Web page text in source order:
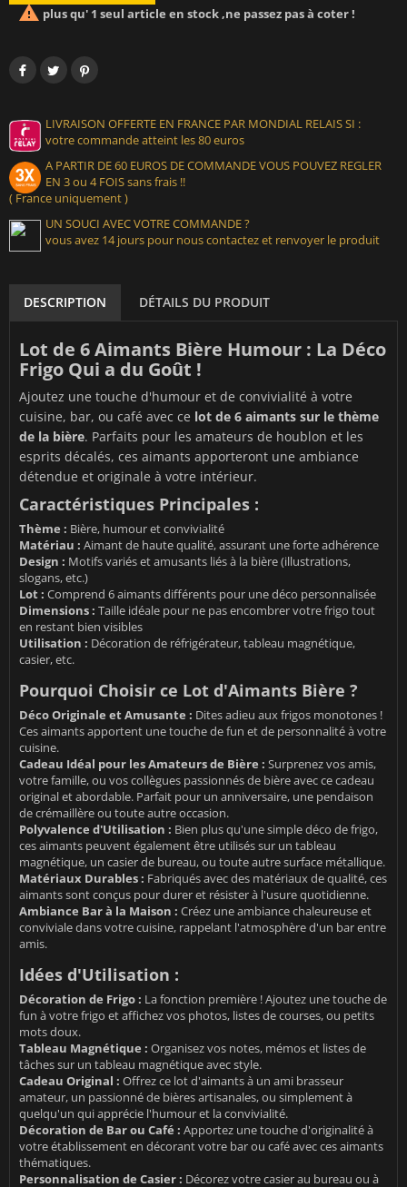
 plus qu' 1 seul article en stock ,ne passez pas à coter !
LIVRAISON OFFERTE EN FRANCE PAR MONDIAL RELAIS SI :
votre commande atteint les 80 euros
A PARTIR DE 60 EUROS DE COMMANDE VOUS POUVEZ REGLER
EN 3 ou 4 FOIS sans frais !!
( France uniquement )
UN SOUCI AVEC VOTRE COMMANDE ?
vous avez 14 jours pour nous contactez et renvoyer le produit
DESCRIPTION DÉTAILS DU PRODUIT
Lot de 6 Aimants Bière Humour : La Déco
Frigo Qui a du Goût !
Ajoutez une touche d'humour et de convivialité à votre
cuisine, bar, ou café avec ce lot de 6 aimants sur le thème
de la bière. Parfaits pour les amateurs de houblon et les
esprits décalés, ces aimants apporteront une ambiance
détendue et originale à votre intérieur.
Caractéristiques Principales :
Thème : Bière, humour et convivialité
Matériau : Aimant de haute qualité, assurant une forte adhérence
Design : Motifs variés et amusants liés à la bière (illustrations,
slogans, etc.)
Lot : Comprend 6 aimants différents pour une déco personnalisée
Dimensions : Taille idéale pour ne pas encombrer votre frigo tout
en restant bien visibles
Utilisation : Décoration de réfrigérateur, tableau magnétique,
casier, etc.
Pourquoi Choisir ce Lot d'Aimants Bière ?
Déco Originale et Amusante : Dites adieu aux frigos monotones !
Ces aimants apportent une touche de fun et de personnalité à votre
cuisine.
Cadeau Idéal pour les Amateurs de Bière : Surprenez vos amis,
votre famille, ou vos collègues passionnés de bière avec ce cadeau
original et abordable. Parfait pour un anniversaire, une pendaison
de crémaillère ou toute autre occasion.
Polyvalence d'Utilisation : Bien plus qu'une simple déco de frigo,
ces aimants peuvent également être utilisés sur un tableau
magnétique, un casier de bureau, ou toute autre surface métallique.
Matériaux Durables : Fabriqués avec des matériaux de qualité, ces
aimants sont conçus pour durer et résister à l'usure quotidienne.
Ambiance Bar à la Maison : Créez une ambiance chaleureuse et
conviviale dans votre cuisine, rappelant l'atmosphère d'un bar entre
amis.
Idées d'Utilisation :
Décoration de Frigo : La fonction première ! Ajoutez une touche de
fun à votre frigo et affichez vos photos, listes de courses, ou petits
mots doux.
Tableau Magnétique : Organisez vos notes, mémos et listes de
tâches sur un tableau magnétique avec style.
Cadeau Original : Offrez ce lot d'aimants à un ami brasseur
amateur, un passionné de bières artisanales, ou simplement à
quelqu'un qui apprécie l'humour et la convivialité.
Décoration de Bar ou Café : Apportez une touche d'originalité à
votre établissement en décorant votre bar ou café avec ces aimants
thématiques.
Personnalisation de Casier : Décorez votre casier au bureau ou à